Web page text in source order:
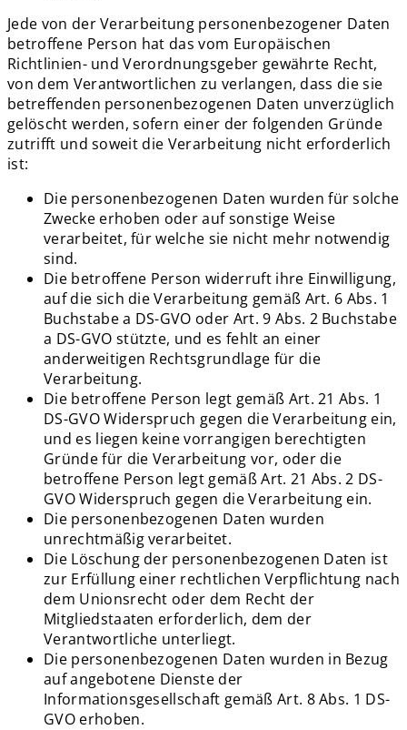
Jede von der Verarbeitung personenbezogener Daten
betroffene Person hat das vom Europäischen
Richtlinien- und Verordnungsgeber gewährte Recht,
von dem Verantwortlichen zu verlangen, dass die sie
betreffenden personenbezogenen Daten unverzüglich
gelöscht werden, sofern einer der folgenden Gründe
zutrifft und soweit die Verarbeitung nicht erforderlich
ist:
Die personenbezogenen Daten wurden für solche
Zwecke erhoben oder auf sonstige Weise
verarbeitet, für welche sie nicht mehr notwendig
sind.
Die betroffene Person widerruft ihre Einwilligung,
auf die sich die Verarbeitung gemäß Art. 6 Abs. 1
Buchstabe a DS-GVO oder Art. 9 Abs. 2 Buchstabe
a DS-GVO stützte, und es fehlt an einer
anderweitigen Rechtsgrundlage für die
Verarbeitung.
Die betroffene Person legt gemäß Art. 21 Abs. 1
DS-GVO Widerspruch gegen die Verarbeitung ein,
und es liegen keine vorrangigen berechtigten
Gründe für die Verarbeitung vor, oder die
betroffene Person legt gemäß Art. 21 Abs. 2 DS-
GVO Widerspruch gegen die Verarbeitung ein.
Die personenbezogenen Daten wurden
unrechtmäßig verarbeitet.
Die Löschung der personenbezogenen Daten ist
zur Erfüllung einer rechtlichen Verpflichtung nach
dem Unionsrecht oder dem Recht der
Mitgliedstaaten erforderlich, dem der
Verantwortliche unterliegt.
Die personenbezogenen Daten wurden in Bezug
auf angebotene Dienste der
Informationsgesellschaft gemäß Art. 8 Abs. 1 DS-
GVO erhoben.